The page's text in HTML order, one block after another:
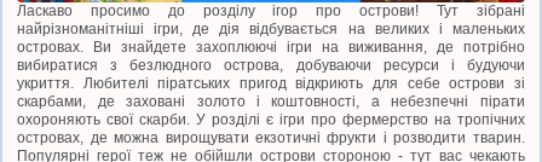
Ласкаво просимо до розділу ігор про острови! Тут зібрані
найрізноманітніші ігри, де дія відбувається на великих і маленьких
островах. Ви знайдете захоплюючі ігри на виживання, де потрібно
вибиратися з безлюдного острова, добуваючи ресурси і будуючи
укриття. Любителі піратських пригод відкриють для себе острови зі
скарбами, де заховані золото і коштовності, а небезпечні пірати
охороняють свої скарби. У розділі є ігри про фермерство на тропічних
островах, де можна вирощувати екзотичні фрукти і розводити тварин.
Популярні герої теж не обійшли острови стороною - тут вас чекають